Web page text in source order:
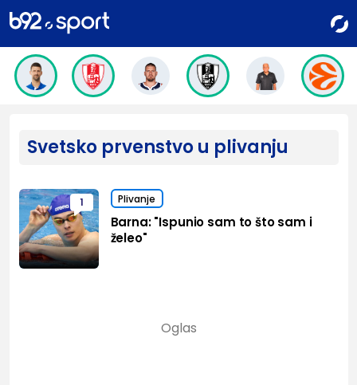
Svetsko prvenstvo u plivanju
1 Plivanje
Barna: "Ispunio sam to što sam i
želeo"